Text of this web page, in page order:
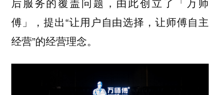
傅」， 提出“让用户自由选择，让师傅自主
经营”的经营理念。